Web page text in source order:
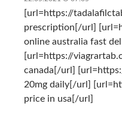
[url=https://
prescription[/url]
online australia fast
[url=https://
canada[/url]
20mg daily[/url]
price in usa[/url]